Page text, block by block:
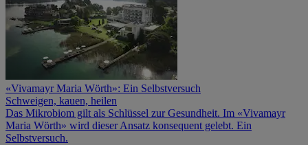
«Vivamayr Maria Wörth»: Ein Selbstversuch
Schweigen, kauen, heilen
Das Mikrobiom gilt als Schlüssel zur Gesundheit. Im «Vivamayr
Maria Wörth» wird dieser ­Ansatz konsequent gelebt. Ein
Selbstversuch.